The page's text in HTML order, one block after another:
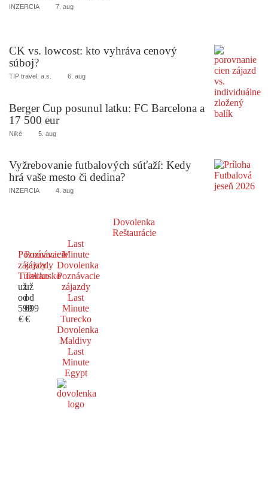
INZERCIA 7. aug
CK vs. lowcost: kto vyhráva cenový
súboj?
TIP travel, a.s. 6. aug
Berger Cup posunul latku: FC Barcelona a
17 500 eur
Niké 5. aug
Vyžrebovanie futbalových súťaží: Kedy
hrá vaše mesto či dedina?
INZERCIA 4. aug
Dovolenka
Reštaurácie
Poznávacie
zájazdy
Turecko
už
od
599
€
Poznávacie
zájazdy
Taliansko
už
od
699
€
Last
Minute
Dovolenka
Poznávacie
zájazdy
Last
Minute
Turecko
Dovolenka
Maldivy
Last
Minute
Egypt